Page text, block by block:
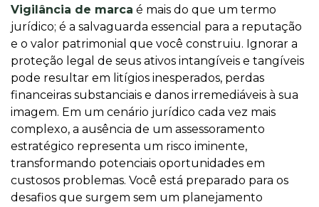
Vigilância de marca é mais do que um termo
jurídico; é a salvaguarda essencial para a reputação
e o valor patrimonial que você construiu. Ignorar a
proteção legal de seus ativos intangíveis e tangíveis
pode resultar em litígios inesperados, perdas
financeiras substanciais e danos irremediáveis à sua
imagem. Em um cenário jurídico cada vez mais
complexo, a ausência de um assessoramento
estratégico representa um risco iminente,
transformando potenciais oportunidades em
custosos problemas. Você está preparado para os
desafios que surgem sem um planejamento